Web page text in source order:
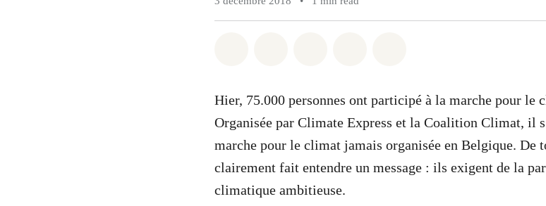
Hier, 75.000 personnes ont participé à la marche pour le
Organisée par Climate Express et la Coalition Climat, il
marche pour le climat jamais organisée en Belgique. De
clairement fait entendre un message : ils exigent de la
climatique ambitieuse.